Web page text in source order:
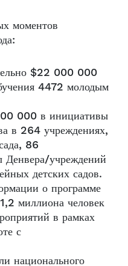
моментов
$22 000 000
4472 молодым
000 в инициативы
в 264 учреждениях,
86
Денвера/учреждений
детских садов.
о программе
миллиона человек
в рамках
с
национального